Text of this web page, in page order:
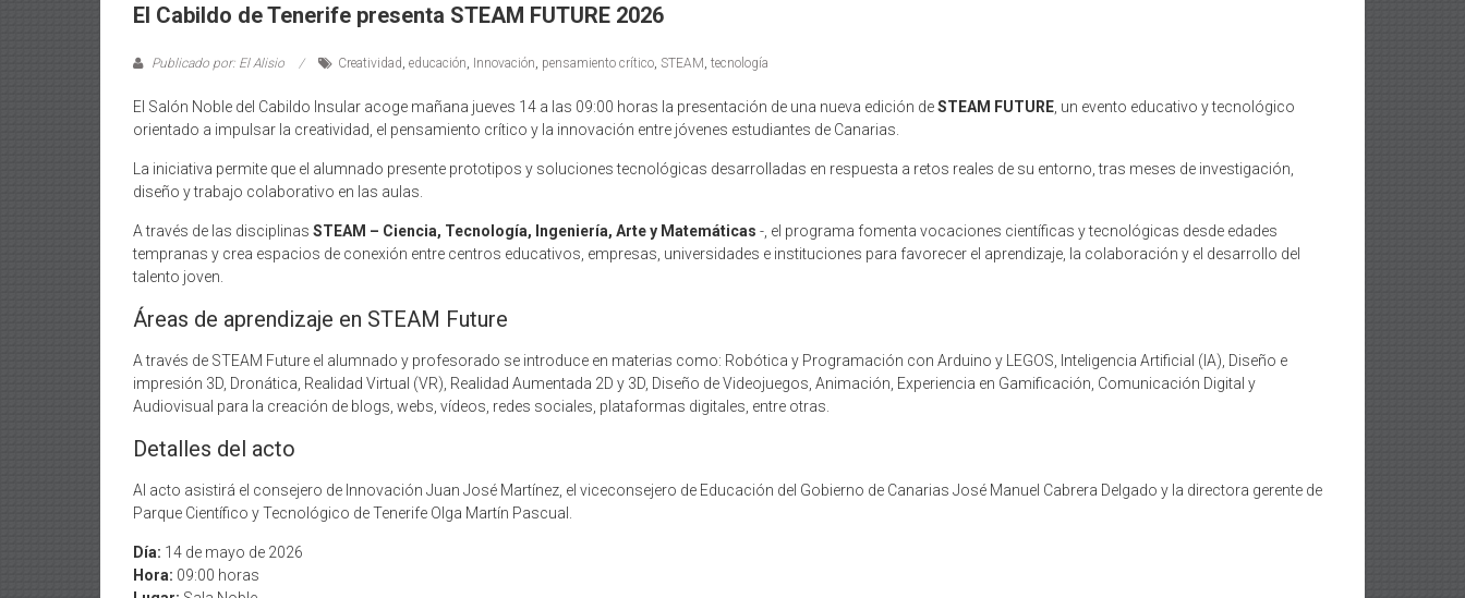
El Cabildo de Tenerife presenta STEAM FUTURE 2026
Publicado por: El Alisio Creatividad, educación, Innovación, pensamiento crítico, STEAM, tecnología
El Salón Noble del Cabildo Insular acoge mañana jueves 14 a las 09:00 horas la presentación de una nueva edición deSTEAM FUTURE , un evento educativo y tecnológico
orientado a impulsar la creatividad, el pensamiento crítico y la innovación entre jóvenes estudiantes de Canarias.
La iniciativa permite que el alumnado presente prototipos y soluciones tecnológicas desarrolladas en respuesta a retos reales de su entorno, tras meses de investigación,
diseño y trabajo colaborativo en las aulas.
A través de las disciplinas STEAM – Ciencia, Tecnología, Ingeniería, Arte y Matemáticas -, el programa fomenta vocaciones científicas y tecnológicas desde edades
tempranas y crea espacios de conexión entre centros educativos, empresas, universidades e instituciones para favorecer el aprendizaje, la colaboración y el desarrollo del
talento joven.
Áreas de aprendizaje en STEAM Future
A través de STEAM Future el alumnado y profesorado se introduce en materias como: Robótica y Programación con Arduino y LEGOS, Inteligencia Artificial (IA), Diseño e
impresión 3D, Dronática, Realidad Virtual (VR), Realidad Aumentada 2D y 3D, Diseño de Videojuegos, Animación, Experiencia en Gamificación, Comunicación Digital y
Audiovisual para la creación de blogs, webs, vídeos, redes sociales, plataformas digitales, entre otras.
Detalles del acto
Al acto asistirá el consejero de Innovación Juan José Martínez, el viceconsejero de Educación del Gobierno de Canarias José Manuel Cabrera Delgado y la directora gerente de
Parque Científico y Tecnológico de Tenerife Olga Martín Pascual.
Día: 14 de mayo de 2026
Hora: 09:00 horas